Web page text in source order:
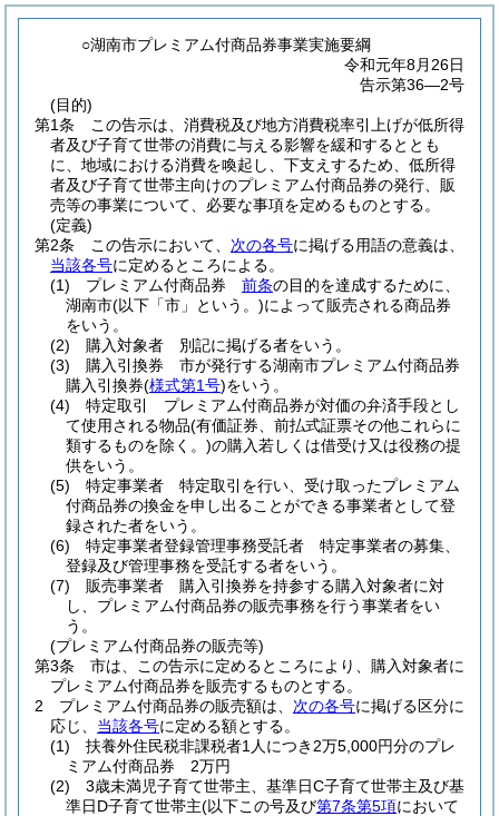
○湖南市プレミアム付商品券事業実施要綱
令和元年8月26日
告示第36―2号
(目的)
第1条
この告示は、消費税及び地方消費税率引上げが低所得
者及び子育て世帯の消費に与える影響を緩和するととも
に、地域における消費を喚起し、下支えするため、低所得
者及び子育て世帯主向けのプレミアム付商品券の発行、販
売等の事業について、必要な事項を定めるものとする。
(定義)
第2条
この告示において、 次の各号に掲げる用語の意義は、
当該各号に定めるところによる。
(1)
プレミアム付商品券 前条の目的を達成するために、
湖南市(以下「市」という。)によって販売される商品券
をいう。
(2)
購入対象者 別記に掲げる者をいう。
(3)
購入引換券 市が発行する湖南市プレミアム付商品券
購入引換券(様式第1号)をいう。
(4)
特定取引 プレミアム付商品券が対価の弁済手段とし
て使用される物品(有価証券、前払式証票その他これらに
類するものを除く。)の購入若しくは借受け又は役務の提
供をいう。
(5)
特定事業者 特定取引を行い、受け取ったプレミアム
付商品券の換金を申し出ることができる事業者として登
録された者をいう。
(6)
特定事業者登録管理事務受託者 特定事業者の募集、
登録及び管理事務を受託する者をいう。
(7)
販売事業者 購入引換券を持参する購入対象者に対
し、プレミアム付商品券の販売事務を行う事業者をい
う。
(プレミアム付商品券の販売等)
第3条
市は、この告示に定めるところにより、購入対象者に
プレミアム付商品券を販売するものとする。
2
プレミアム付商品券の販売額は、 次の各号に掲げる区分に
応じ、 当該各号に定める額とする。
(1)
扶養外住民税非課税者1人につき2万5,000円分のプレ
ミアム付商品券 2万円
(2)
3歳未満児子育て世帯主、基準日C子育て世帯主及び基
準日D子育て世帯主(以下この号及び第7条第5項において